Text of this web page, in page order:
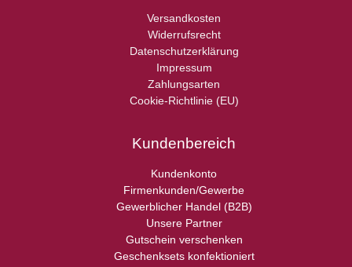
Versandkosten
Widerrufsrecht
Datenschutzerklärung
Impressum
Zahlungsarten
Cookie-Richtlinie (EU)
Kundenbereich
Kundenkonto
Firmenkunden/Gewerbe
Gewerblicher Handel (B2B)
Unsere Partner
Gutschein verschenken
Geschenksets konfektioniert